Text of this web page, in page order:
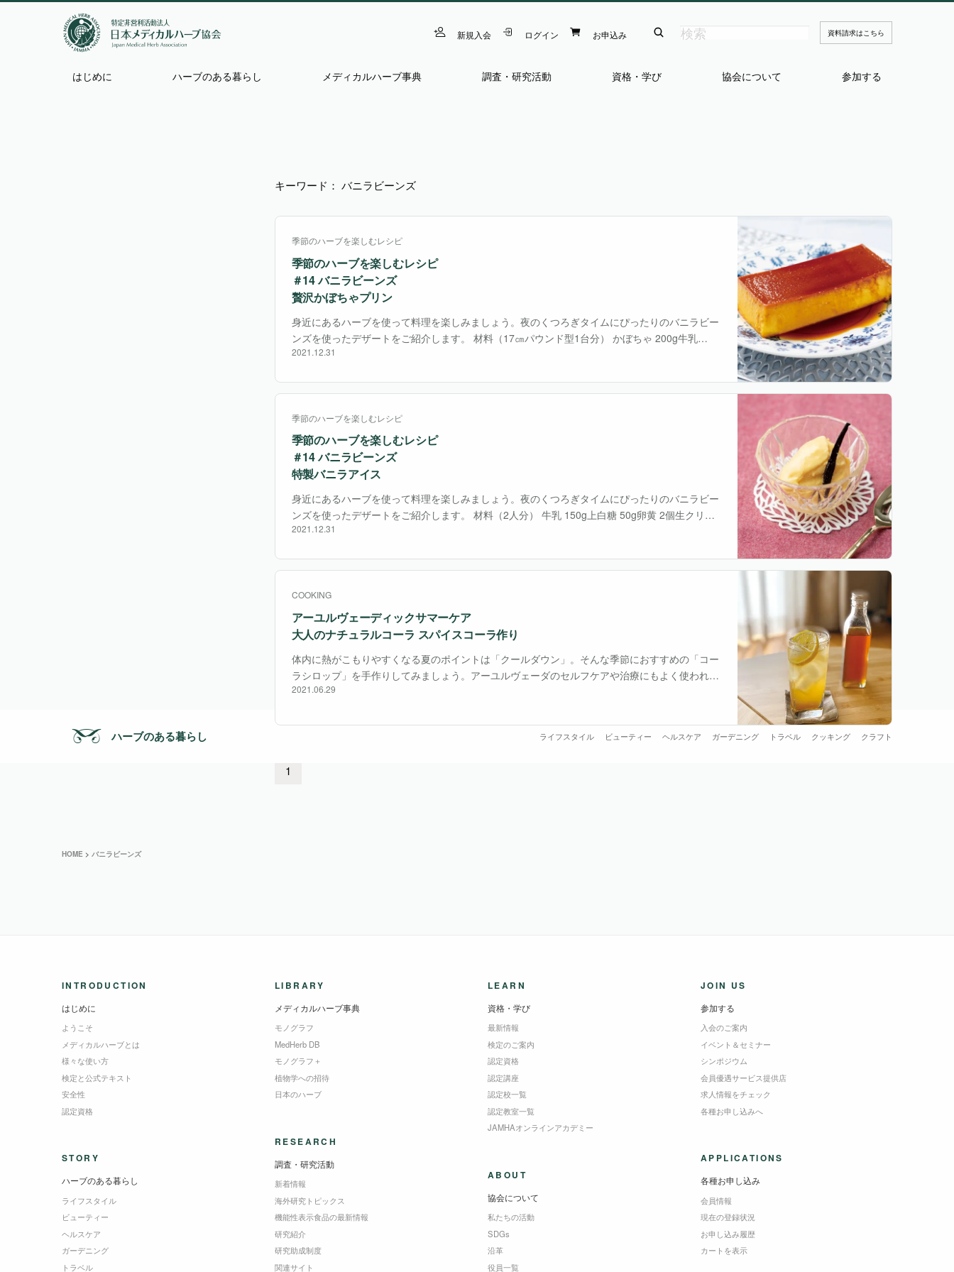
新規入会 ログイン お申込み 資料請求はこちら
はじめに ハーブのある暮らし メディカルハーブ事典 調査・研究活動 資格・学び 協会について 参加する
ハーブのある暮らし ライフスタイル ビューティー ヘルスケア ガーデニング トラベル クッキング クラフト
キーワード： バニラビーンズ
季節のハーブを楽しむレシピ
季節のハーブを楽しむレシピ
＃14 バニラビーンズ
贅沢かぼちゃプリン
身近にあるハーブを使って料理を楽しみましょう。夜のくつろぎタイムにぴったりのバニラビー
ンズを使ったデザートをご紹介します。 材料（17㎝パウンド型1台分） かぼちゃ 200g牛乳
150g卵黄 2個バニラシュガー 50g生クリーム 120gグラニュー糖 30gバター 適量 バニラ・・・
2021.12.31
季節のハーブを楽しむレシピ
季節のハーブを楽しむレシピ
＃14 バニラビーンズ
特製バニラアイス
身近にあるハーブを使って料理を楽しみましょう。夜のくつろぎタイムにぴったりのバニラビー
ンズを使ったデザートをご紹介します。 材料（2人分） 牛乳 150g上白糖 50g卵黄 2個生クリー
ム 50gバニラビーンズ 1/4本 作り方 ❶バニラビーンズのさやをカットし、片側の縦方
2021.12.31
COOKING
アーユルヴェーディックサマーケア
大人のナチュラルコーラ スパイスコーラ作り
体内に熱がこもりやすくなる夏のポイントは「クールダウン」。そんな季節におすすめの「コー
ラシロップ」を手作りしてみましょう。アーユルヴェーダのセルフケアや治療にもよく使われ、
日本でも手に入りやすいスパイス類で簡単に作ることができます。本来スパイス類は控えめにし
2021.06.29
1
HOME > バニラビーンズ
INTRODUCTION
はじめに
ようこそ
メディカルハーブとは
様々な使い方
検定と公式テキスト
安全性
認定資格
STORY
ハーブのある暮らし
ライフスタイル
ビューティー
ヘルスケア
ガーデニング
トラベル
LIBRARY
メディカルハーブ事典
モノグラフ
MedHerb DB
モノグラフ＋
植物学への招待
日本のハーブ
RESEARCH
調査・研究活動
新着情報
海外研究トピックス
機能性表示食品の最新情報
研究紹介
研究助成制度
関連サイト
LEARN
資格・学び
最新情報
検定のご案内
認定資格
認定講座
認定校一覧
認定教室一覧
JAMHAオンラインアカデミー
ABOUT
協会について
私たちの活動
SDGs
沿革
役員一覧
JOIN US
参加する
入会のご案内
イベント＆セミナー
シンポジウム
会員優遇サービス提供店
求人情報をチェック
各種お申し込みへ
APPLICATIONS
各種お申し込み
会員情報
現在の登録状況
お申し込み履歴
カートを表示